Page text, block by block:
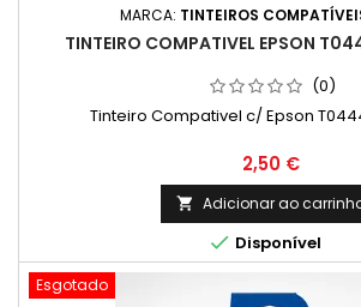
MARCA: TINTEIROS
TINTEIRO COMPATIVEL EPSON
(0)
Tinteiro Compativel c/ Epson
Preço
2,50 €
 Adicionar ao
 Disponível
Esgotado